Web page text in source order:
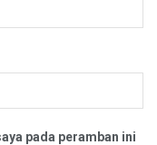
pada peramban ini